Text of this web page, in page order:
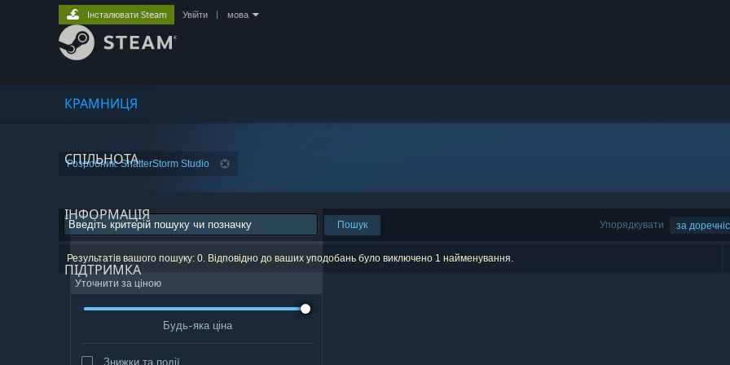
КРАМНИЦЯ
СПІЛЬНОТА
ІНФОРМАЦІЯ
ПІДТРИМКА
Інсталювати Steam Увійти мова
Розробник: ShatterStorm Studio
Упорядкувати за
Пошук
Результатів вашого пошуку: 0. Відповідно до ваших уподобань було виключено 1 найменування.
Уточнити за ціною
Будь-яка ціна
Знижки та події